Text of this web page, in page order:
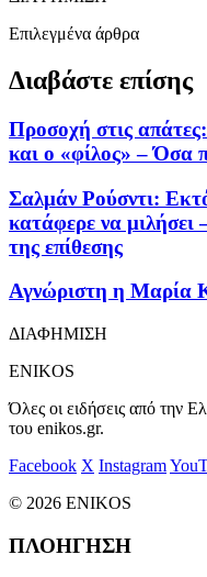
Επιλεγμένα άρθρα
Διαβάστε επίσης
Προσοχή στις
και ο «φίλος» – Όσα
Σαλμάν Ρούσντι:
κατάφερε να
της επίθεσης
Αγνώριστη η Μαρία
ΔΙΑΦΗΜΙΣΗ
ENIKOS
Όλες οι ειδήσεις από την
του enikos.gr.
Facebook X Instagram
© 2026 ENIKOS
ΠΛΟΗΓΗΣΗ